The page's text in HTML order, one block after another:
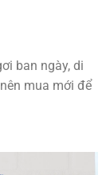
ban ngày, di
mua mới để